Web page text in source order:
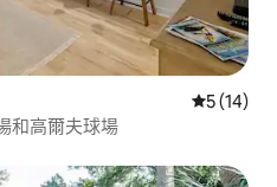
從 14 則
5 (14)
和高爾夫球場